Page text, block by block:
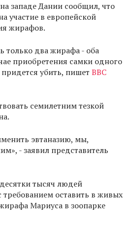
западе Дании сообщил, что
участие в европейской
жирафов.
только два жирафа - оба
приобретения самки одного
убить, пишет BBC
семилетним тезкой
эвтаназию, мы,
- заявил представитель
тысяч людей
оставить в живых
Мариуса в зоопарке